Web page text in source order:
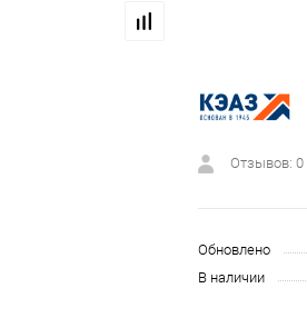
Спецодежда и СИЗ
Отзывов: 0
Обновлено
В наличии